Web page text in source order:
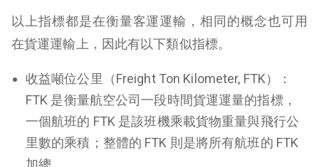
以上指標都是在衡量客運運輸，相同的概念也可用
在貨運運輸上，因此有以下類似指標。
收益噸位公里（Freight Ton Kilometer, FTK）：
FTK 是衡量航空公司一段時間貨運運量的指標，
一個航班的 FTK 是該班機乘載貨物重量與飛行公
里數的乘積；整體的 FTK 則是將所有航班的 FTK
加總。